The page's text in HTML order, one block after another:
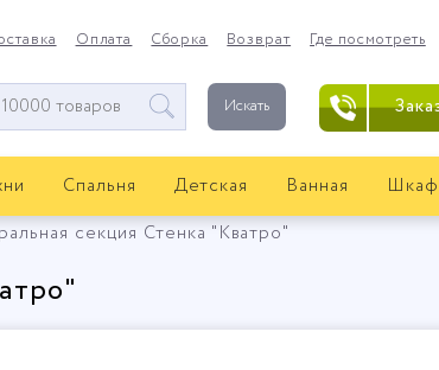
Оплата Сборка Возврат Где посмотреть
Искать
Спальня Детская Ванная
секция Стенка "Кватро"